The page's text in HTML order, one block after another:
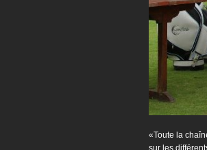
«Toute la
sur les